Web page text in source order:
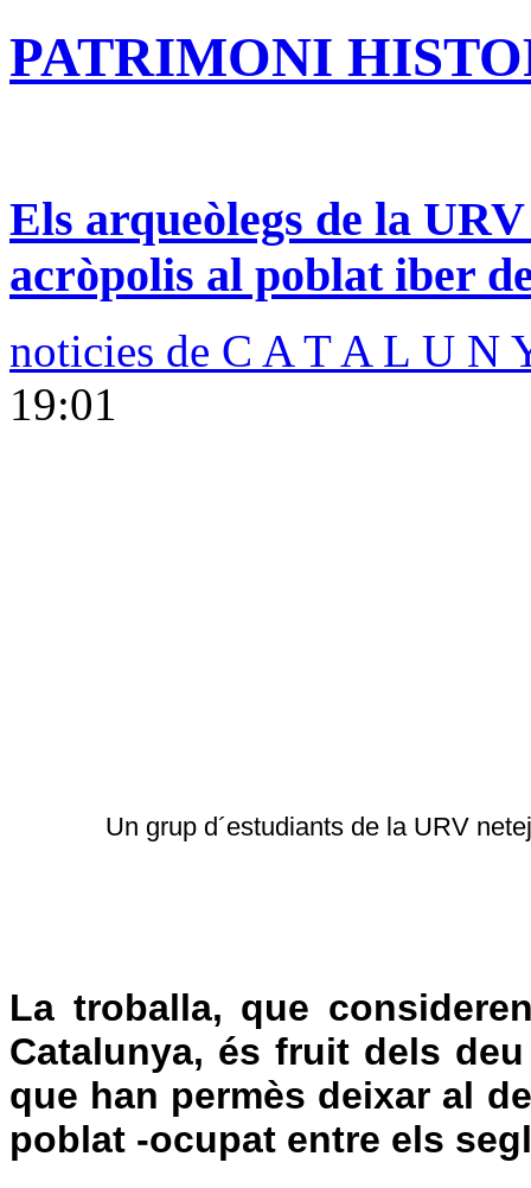
PATRIMONI
Els arqueòlegs de la
acròpolis al poblat iber
noticies de C A T A L U N
19:01
Un grup d´estudiants de la URV
La troballa, que
Catalunya, és fruit dels
que han permès deixar al
poblat -ocupat entre els